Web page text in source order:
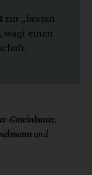
„besten
einen
Gmeinbauer,
und